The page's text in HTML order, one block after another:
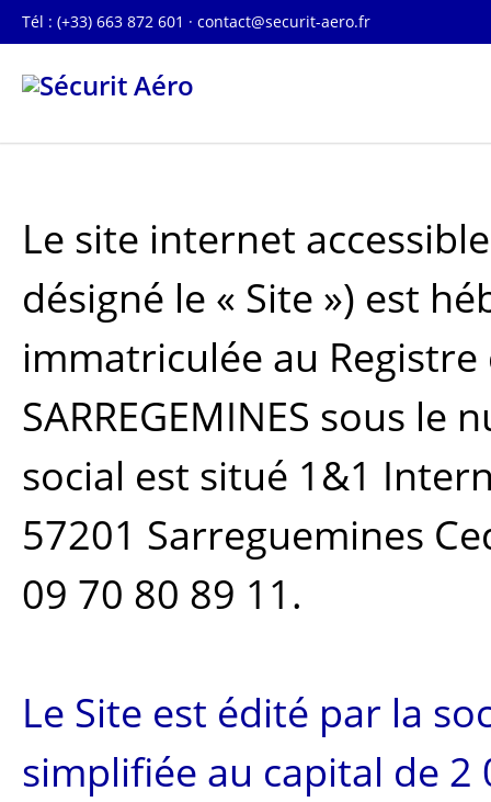
Tél : (+33) 663 872 601 · contact@securit-aero.fr
Le site internet
désigné le « Site ») est
immatriculée au
SARREGEMINES sous
social est situé 1&1
57201 Sarreguemines
09 70 80 89 11.
Le Site est édité par la
simplifiée au capital de